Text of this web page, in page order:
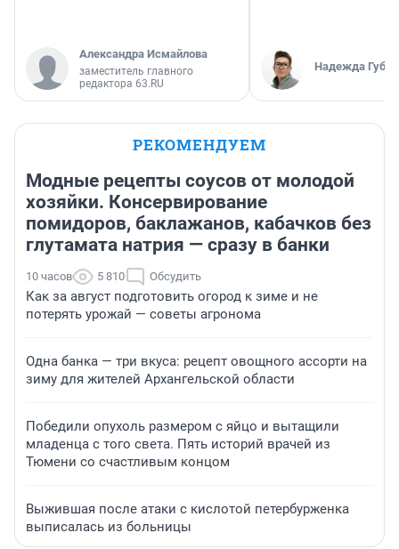
Александра Исмайлова
заместитель главного
редактора 63.RU
Надежда
РЕКОМЕНДУЕМ
Модные рецепты соусов от молодой
хозяйки. Консервирование
помидоров, баклажанов, кабачков без
глутамата натрия — сразу в банки
10 часов 5 810 Обсудить
Как за август подготовить огород к зиме и не
потерять урожай — советы агронома
Одна банка — три вкуса: рецепт овощного ассорти на
зиму для жителей Архангельской области
Победили опухоль размером с яйцо и вытащили
младенца с того света. Пять историй врачей из
Тюмени со счастливым концом
Выжившая после атаки с кислотой петербурженка
выписалась из больницы